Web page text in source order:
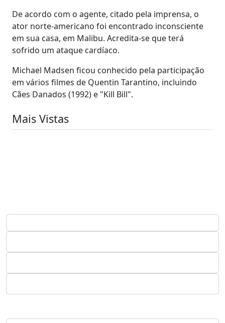
De acordo com o agente, citado pela imprensa, o
ator norte-americano foi encontrado inconsciente
em sua casa, em Malibu. Acredita-se que terá
sofrido um ataque cardíaco.
Michael Madsen ficou conhecido pela participação
em vários filmes de Quentin Tarantino, incluindo
Cães Danados (1992) e "Kill Bill".
Mais Vistas